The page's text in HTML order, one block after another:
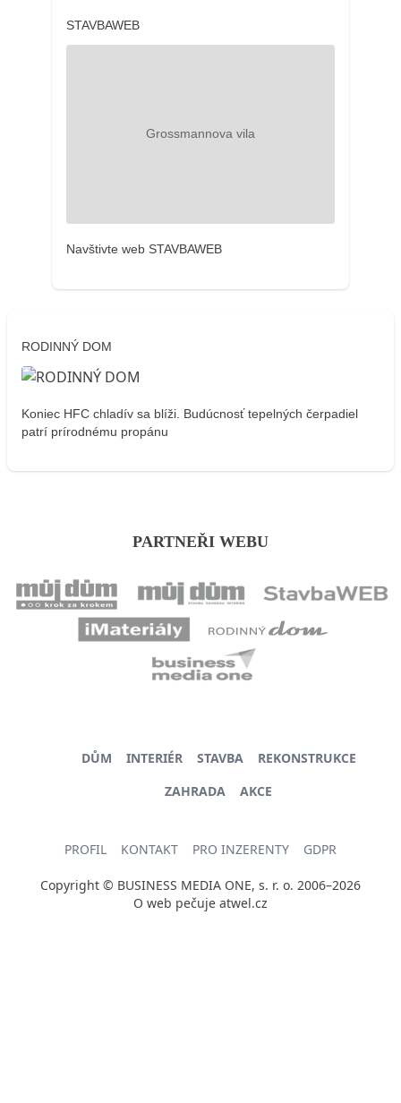
STAVBAWEB
Navštivte web STAVBAWEB
RODINNÝ DOM
Koniec HFC chladív sa blíži. Budúcnosť tepelných čerpadiel
patrí prírodnému propánu
PARTNEŘI WEBU
DŮM INTERIÉR STAVBA
REKONSTRUKCE
ZAHRADA
AKCE
PROFIL KONTAKT PRO INZERENTY GDPR
Copyright © BUSINESS MEDIA ONE, s. r. o. 2006–2026